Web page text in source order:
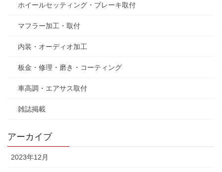
ホイールセッティング・ブレーキ取付
マフラー加工・取付
内装・オーディオ加工
板金・修理・磨き・コーティング
車高調・エアサス取付
雑誌掲載
アーカイブ
2023年12月